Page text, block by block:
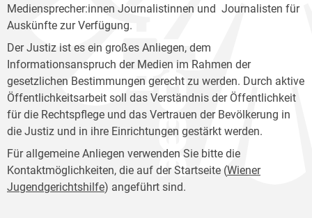
Mediensprecher:innen Journalistinnen und Journalisten für
Auskünfte zur Verfügung.
Der Justiz ist es ein großes Anliegen, dem
Informationsanspruch der Medien im Rahmen der
gesetzlichen Bestimmungen gerecht zu werden. Durch aktive
Öffentlichkeitsarbeit soll das Verständnis der Öffentlichkeit
für die Rechtspflege und das Vertrauen der Bevölkerung in
die Justiz und in ihre Einrichtungen gestärkt werden.
Für allgemeine Anliegen verwenden Sie bitte die
Kontaktmöglichkeiten, die auf der Startseite (Wiener
Jugendgerichtshilfe) angeführt sind.